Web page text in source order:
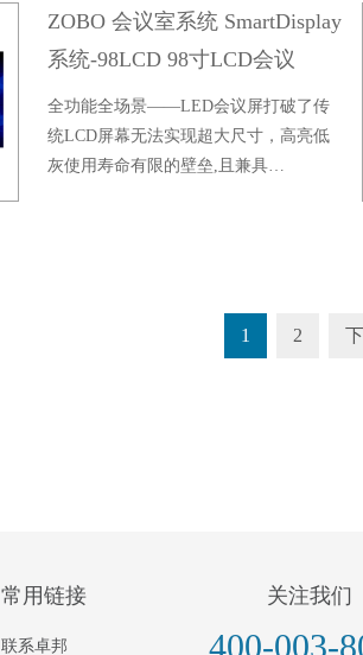
ZOBO 会议室系统 SmartDisplay
系统-98LCD 98寸LCD会议
屏/SMD-98LCD/V
全功能全场景——LED会议屏打破了传
统LCD屏幕无法实现超大尺寸，高亮低
灰使用寿命有限的壁垒,且兼具…
1 2
常用链接
联系卓邦
关注我们
400-003-